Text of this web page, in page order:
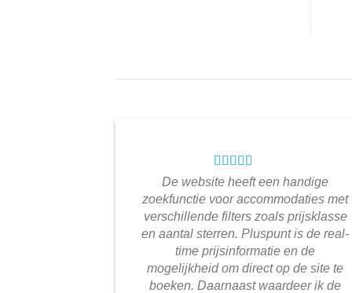
De website heeft een handige
zoekfunctie voor accommodaties met
verschillende filters zoals prijsklasse
en aantal sterren. Pluspunt is de real-
time prijsinformatie en de
mogelijkheid om direct op de site te
boeken. Daarnaast waardeer ik de